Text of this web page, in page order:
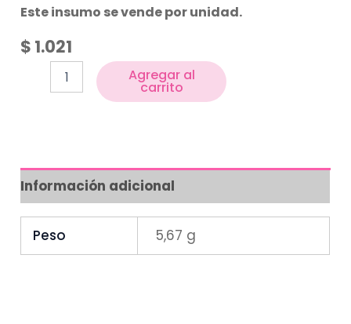
Este insumo se vende por unidad.
$ 1.021
Agregar al
carrito
Información adicional
Peso 5,67 g